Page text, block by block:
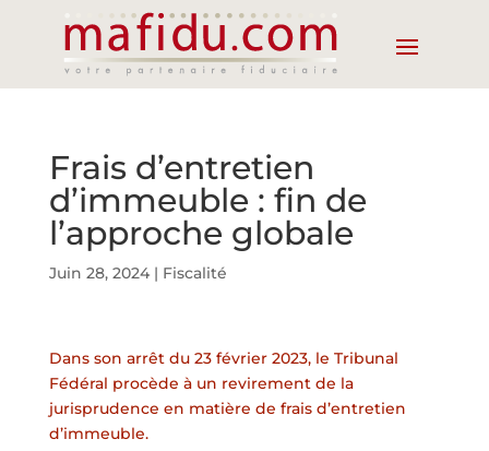
Frais d’entretien
d’immeuble : fin de
l’approche globale
Juin 28, 2024| Fiscalité
Dans son arrêt du 23 février 2023, le Tribunal
Fédéral procède à un revirement de la
jurisprudence en matière de frais d’entretien
d’immeuble.